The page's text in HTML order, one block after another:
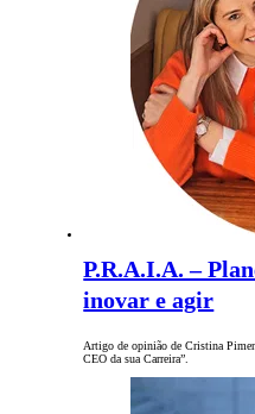
P.R.A.I.A. –
inovar e agir
Artigo de opinião de Cristina
CEO da sua Carreira”.